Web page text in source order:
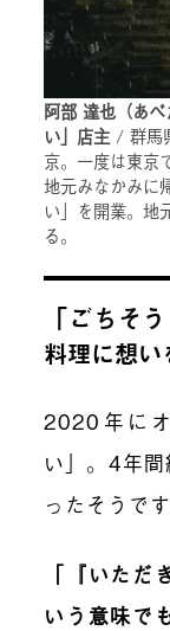
阿部 達也（あ
い」店主 / 群馬
京。一度は東京
地元みなかみに
い」を開業。地
る。
「ごちそ
料理に想い
2020年に
い」。4年
ったそうです
「『いた
いう意味で